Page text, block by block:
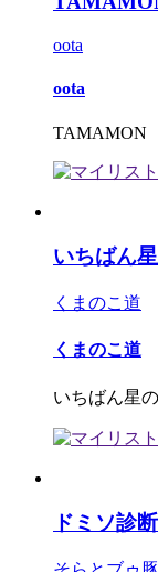
oota
oota
TAMAMON
いちばん
くまのこ道
くまのこ道
いちばん星
ドミソ診断